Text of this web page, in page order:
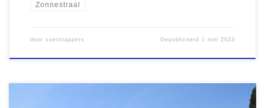
Zonnestraal
door voetstappers Gepubliceerd 1 mei 2023